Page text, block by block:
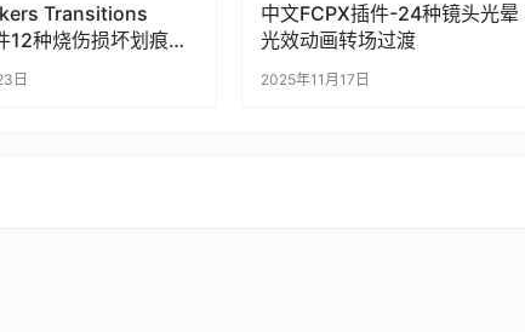
Transitions
12种烧伤损坏划痕胶
效果
日
中文FCPX插件-24种镜头光晕
光效动画转场过渡
2025年11月17日